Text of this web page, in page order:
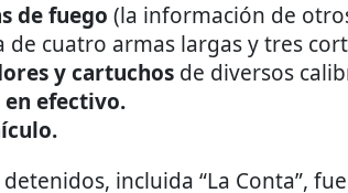
de fuego (la información de
de cuatro armas largas y tres
y cartuchos de diversos
efectivo.
incluida “La Conta”,